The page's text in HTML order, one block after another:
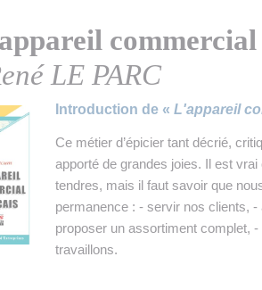
LE PARC
Introduction de « L'appareil
Ce métier d’épicier tant décrié,
apporté de grandes joies. Il est vrai
tendres, mais il faut savoir que
permanence : - servir nos clients,
proposer un assortiment complet, -
travaillons.